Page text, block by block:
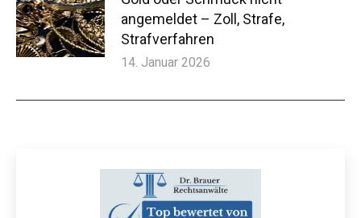
angemeldet – Zoll, Strafe,
Strafverfahren
14. Januar 2026